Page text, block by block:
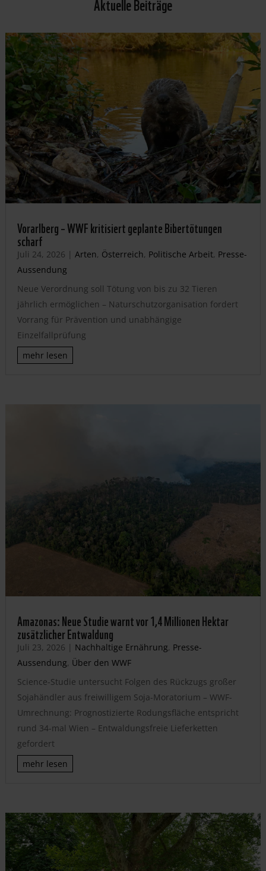
Vorarlberg – WWF kritisiert geplante Bibertötungen
scharf
Juli 24, 2026 | Arten, Österreich, Politische Arbeit, Presse-
Aussendung
Neue Verordnung soll Tötung von bis zu 32 Tieren
jährlich ermöglichen – Naturschutzorganisation fordert
Vorrang für Prävention und unabhängige
Einzelfallprüfung
mehr lesen
Amazonas: Neue Studie warnt vor 1,4 Millionen Hektar
zusätzlicher Entwaldung
Juli 23, 2026 | Nachhaltige Ernährung, Presse-
Aussendung, Über den WWF
Science-Studie untersucht Folgen des Rückzugs großer
Sojahändler aus freiwilligem Soja-Moratorium – WWF-
Umrechnung: Prognostizierte Rodungsfläche entspricht
rund 34-mal Wien – Entwaldungsfreie Lieferketten
gefordert
mehr lesen